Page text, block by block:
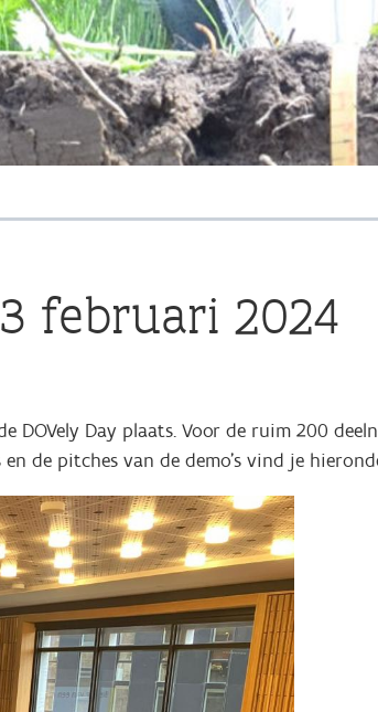
Overslaan
en
naar
de
algemene
inhoud
gaan
februari 2024
Day plaats. Voor de ruim 200
de pitches van de demo's vind je